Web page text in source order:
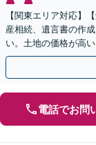
【関東エリア対応】
産相続、遺言書の作
い。土地の価格が高
携し、適切かつ円滑
電話でお問